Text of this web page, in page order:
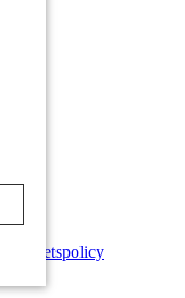
Integritetspolicy